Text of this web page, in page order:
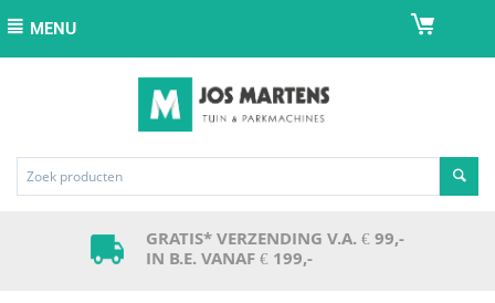
MENU
GRATIS* VERZENDING V.A. € 99,-
IN B.E. VANAF € 199,-